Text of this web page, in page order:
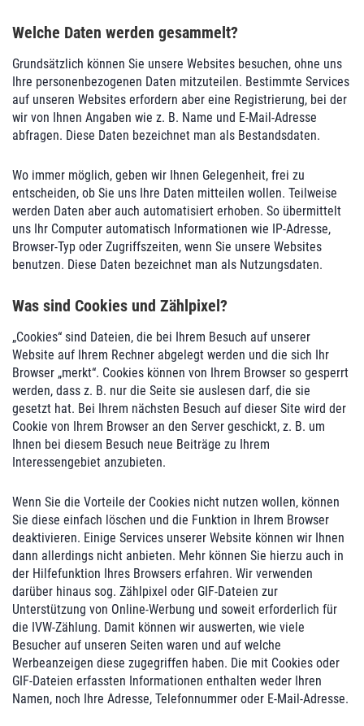
Welche Daten werden gesammelt?
Grundsätzlich können Sie unsere Websites besuchen, ohne uns
Ihre personenbezogenen Daten mitzuteilen. Bestimmte Services
auf unseren Websites erfordern aber eine Registrierung, bei der
wir von Ihnen Angaben wie z. B. Name und E-Mail-Adresse
abfragen. Diese Daten bezeichnet man als Bestandsdaten.
Wo immer möglich, geben wir Ihnen Gelegenheit, frei zu
entscheiden, ob Sie uns Ihre Daten mitteilen wollen. Teilweise
werden Daten aber auch automatisiert erhoben. So übermittelt
uns Ihr Computer automatisch Informationen wie IP-Adresse,
Browser-Typ oder Zugriffszeiten, wenn Sie unsere Websites
benutzen. Diese Daten bezeichnet man als Nutzungsdaten.
Was sind Cookies und Zählpixel?
„Cookies“ sind Dateien, die bei Ihrem Besuch auf unserer
Website auf Ihrem Rechner abgelegt werden und die sich Ihr
Browser „merkt“. Cookies können von Ihrem Browser so gesperrt
werden, dass z. B. nur die Seite sie auslesen darf, die sie
gesetzt hat. Bei Ihrem nächsten Besuch auf dieser Site wird der
Cookie von Ihrem Browser an den Server geschickt, z. B. um
Ihnen bei diesem Besuch neue Beiträge zu Ihrem
Interessengebiet anzubieten.
Wenn Sie die Vorteile der Cookies nicht nutzen wollen, können
Sie diese einfach löschen und die Funktion in Ihrem Browser
deaktivieren. Einige Services unserer Website können wir Ihnen
dann allerdings nicht anbieten. Mehr können Sie hierzu auch in
der Hilfefunktion Ihres Browsers erfahren. Wir verwenden
darüber hinaus sog. Zählpixel oder GIF-Dateien zur
Unterstützung von Online-Werbung und soweit erforderlich für
die IVW-Zählung. Damit können wir auswerten, wie viele
Besucher auf unseren Seiten waren und auf welche
Werbeanzeigen diese zugegriffen haben. Die mit Cookies oder
GIF-Dateien erfassten Informationen enthalten weder Ihren
Namen, noch Ihre Adresse, Telefonnummer oder E-Mail-Adresse.